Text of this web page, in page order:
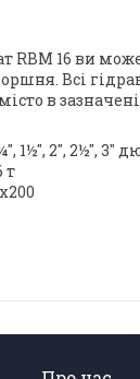
RBM 16 ви
Всі
в
1½", 2", 2½", 3"
т